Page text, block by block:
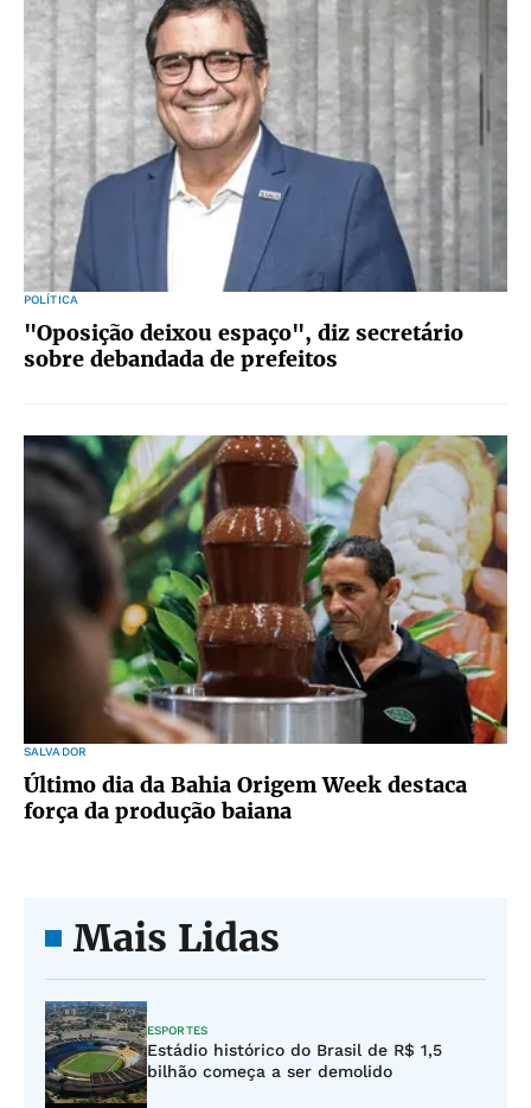
POLÍTICA
"Oposição deixou espaço", diz secretário
sobre debandada de prefeitos
SALVADOR
Último dia da Bahia Origem Week destaca
força da produção baiana
Mais Lidas
ESPORTES
Estádio histórico do Brasil de R$ 1,5
bilhão começa a ser demolido